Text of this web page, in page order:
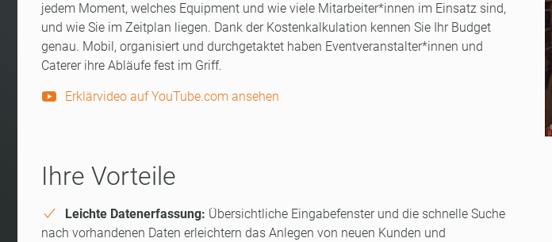
jedem Moment, welches Equipment und wie viele Mitarbeiter*innen im Einsatz sind,
und wie Sie im Zeitplan liegen. Dank der Kostenkalkulation kennen Sie Ihr Budget
genau. Mobil, organisiert und durchgetaktet haben Eventveranstalter*innen und
Caterer ihre Abläufe fest im Griff.
Erklärvideo auf YouTube.com ansehen
Ihre Vorteile
Leichte Datenerfassung: Übersichtliche Eingabefenster und die schnelle Suche
nach vorhandenen Daten erleichtern das Anlegen von neuen Kunden und